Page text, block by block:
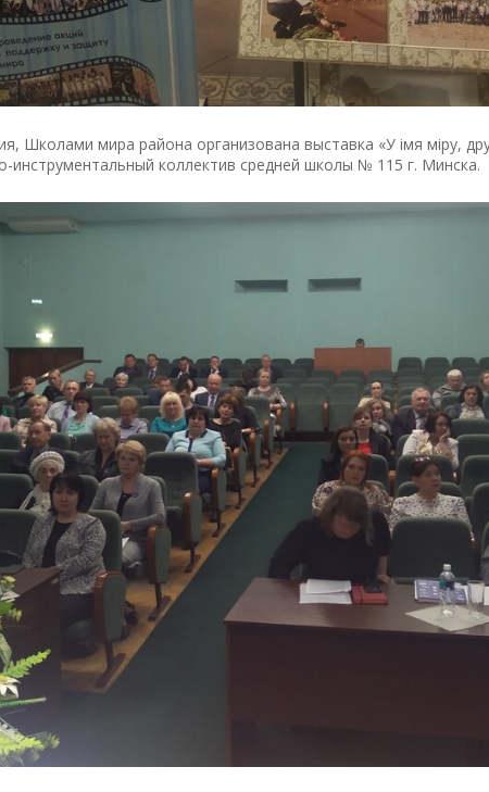
Школами мира района организована выставка «У iмя мiру,
инструментальный коллектив средней школы № 115 г. Минска.